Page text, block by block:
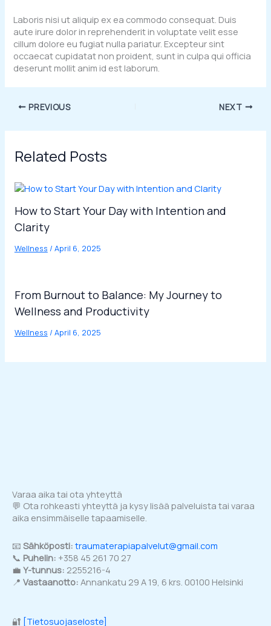
Laboris nisi ut aliquip ex ea commodo consequat. Duis
aute irure dolor in reprehenderit in voluptate velit esse
cillum dolore eu fugiat nulla pariatur. Excepteur sint
occaecat cupidatat non proident, sunt in culpa qui officia
deserunt mollit anim id est laborum.
PREVIOUS NEXT
Related Posts
How to Start Your Day with Intention and
Clarity
Wellness / April 6, 2025
From Burnout to Balance: My Journey to
Wellness and Productivity
Wellness / April 6, 2025
Varaa aika tai ota yhteyttä
💬 Ota rohkeasti yhteyttä ja kysy lisää palveluista tai varaa
aika ensimmäiselle tapaamiselle.
📧 Sähköposti: traumaterapiapalvelut@gmail.com
📞 Puhelin: +358 45 261 70 27
💼 Y-tunnus: 2255216-4
📍 Vastaanotto: Annankatu 29 A 19, 6 krs. 00100 Helsinki
🔐 [Tietosuojaseloste]